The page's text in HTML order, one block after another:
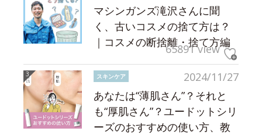
マシンガンズ滝沢さんに聞
く、古いコスメの捨て方は？
｜コスメの断捨離・捨て方編
65891 view
2024/11/27
スキンケア
あなたは“薄肌さん”？それと
も“厚肌さん”？ユードットシリ
ーズのおすすめの使い方、教